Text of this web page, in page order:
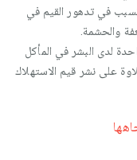
تسبب في تدهور القيم في
والحشمة.
لدى البشر في المأكل
على نشر قيم الاستهلاك